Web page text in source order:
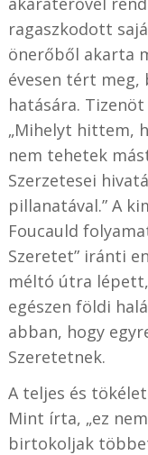
ragaszkodott
önerőből akarta
évesen tért meg,
hatására.
„Mihelyt hittem,
nem tehetek
Szerzetesei
pillanatával.” A
Foucauld
Szeretet” iránti
méltó útra
egészen földi
abban, hogy
Szeretetnek.
A teljes és
Mint írta, „ez
birtokoljak